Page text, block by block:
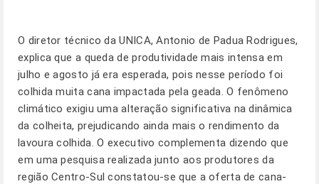
O diretor técnico da UNICA, Antonio de Padua Rodrigues,
explica que a queda de produtividade mais intensa em
julho e agosto já era esperada, pois nesse período foi
colhida muita cana impactada pela geada. O fenômeno
climático exigiu uma alteração significativa na dinâmica
da colheita, prejudicando ainda mais o rendimento da
lavoura colhida. O executivo complementa dizendo que
em uma pesquisa realizada junto aos produtores da
região Centro-Sul constatou-se que a oferta de cana-